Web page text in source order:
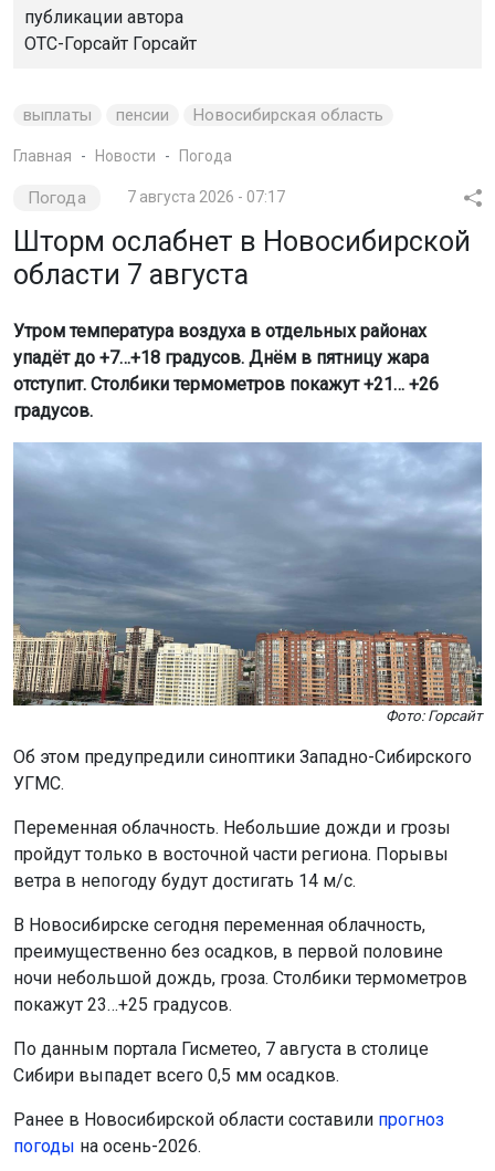
публикации автора
ОТС-Горсайт Горсайт
выплаты пенсии Новосибирская область
Главная Новости Погода
Погода 7 августа 2026 - 07:17
Шторм ослабнет в Новосибирской
области 7 августа
Утром температура воздуха в отдельных районах
упадёт до +7…+18 градусов. Днём в пятницу жара
отступит. Столбики термометров покажут +21… +26
градусов.
Фото: Горсайт
Об этом предупредили синоптики Западно-Сибирского
УГМС.
Переменная облачность. Небольшие дожди и грозы
пройдут только в восточной части региона. Порывы
ветра в непогоду будут достигать 14 м/с.
В Новосибирске сегодня переменная облачность,
преимущественно без осадков, в первой половине
ночи небольшой дождь, гроза. Столбики термометров
покажут 23…+25 градусов.
По данным портала Гисметео, 7 августа в столице
Сибири выпадет всего 0,5 мм осадков.
Ранее в Новосибирской области составили прогноз
погоды на осень-2026.